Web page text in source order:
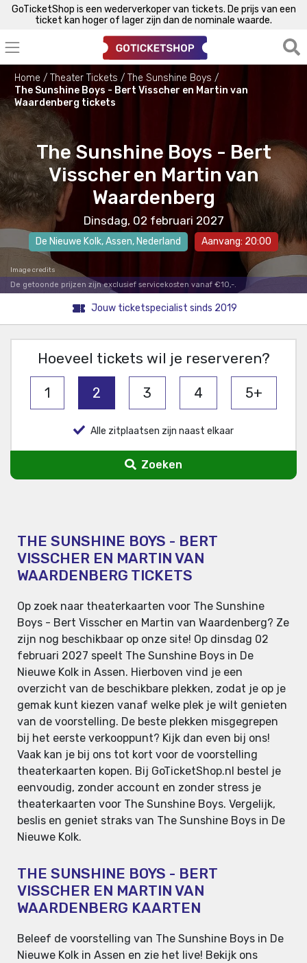
GoTicketShop is een wederverkoper van tickets. De prijs van een
ticket kan hoger of lager zijn dan de nominale waarde.
Home Theater Tickets
The Sunshine Boys
The Sunshine Boys - Bert Visscher en Martin van
Waardenberg tickets
The Sunshine Boys - Bert
Visscher en Martin van
Waardenberg
Dinsdag, 02 februari 2027
De Nieuwe Kolk,Assen, Nederland Aanvang: 20:00
Image credits
De getoonde prijzen zijn exclusief servicekosten vanaf €10,-.
Jouw ticketspecialist sinds 2019
Hoeveel tickets wil je reserveren?
1 2 3 4 5+
Alle zitplaatsen zijn naast elkaar
Zoeken
THE SUNSHINE BOYS - BERT
VISSCHER EN MARTIN VAN
WAARDENBERG TICKETS
Op zoek naar theaterkaarten voor The Sunshine
Boys - Bert Visscher en Martin van Waardenberg? Ze
zijn nog beschikbaar op onze site! Op dinsdag 02
februari 2027 speelt The Sunshine Boys in De
Nieuwe Kolk in Assen. Hierboven vind je een
overzicht van de beschikbare plekken, zodat je op je
gemak kunt kiezen vanaf welke plek je wilt genieten
van de voorstelling. De beste plekken misgegrepen
bij het eerste verkooppunt? Kijk dan even bij ons!
Vaak kan je bij ons tot kort voor de voorstelling
theaterkaarten kopen. Bij GoTicketShop.nl bestel je
eenvoudig, zonder account en zonder stress je
theaterkaarten voor The Sunshine Boys. Vergelijk,
beslis en geniet straks van The Sunshine Boys in De
Nieuwe Kolk.
THE SUNSHINE BOYS - BERT
VISSCHER EN MARTIN VAN
WAARDENBERG KAARTEN
Beleef de voorstelling van The Sunshine Boys in De
Nieuwe Kolk in Assen en zie het live! Bekijk ons